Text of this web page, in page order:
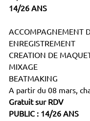
14/26 ANS
ACCOMPAGNEMENT
ENREGISTREMENT
CREATION DE
MIXAGE
BEATMAKING
A partir du 08 mars,
Gratuit sur RDV
PUBLIC : 14/26 ANS